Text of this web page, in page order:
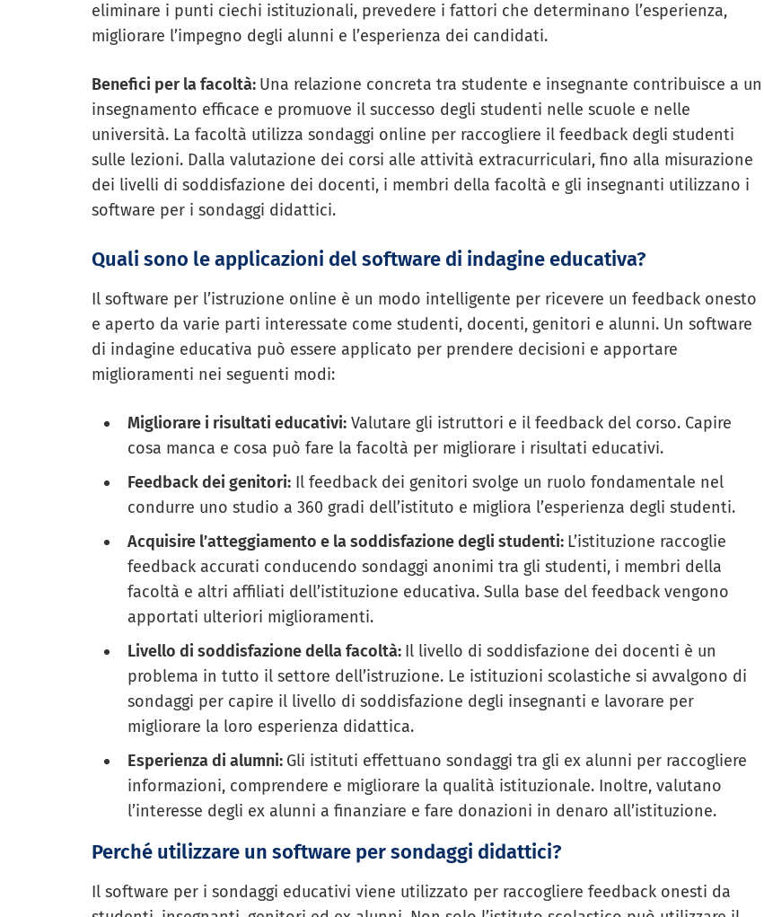
eliminare i punti ciechi istituzionali, prevedere i fattori che determinano l’esperienza,
migliorare l’impegno degli alunni e l’esperienza dei candidati.
Benefici per la facoltà: Una relazione concreta tra studente e insegnante contribuisce a un
insegnamento efficace e promuove il successo degli studenti nelle scuole e nelle
università. La facoltà utilizza sondaggi online per raccogliere il feedback degli studenti
sulle lezioni. Dalla valutazione dei corsi alle attività extracurriculari, fino alla misurazione
dei livelli di soddisfazione dei docenti, i membri della facoltà e gli insegnanti utilizzano i
software per i sondaggi didattici.
Quali sono le applicazioni del software di indagine educativa?
Il software per l’istruzione online è un modo intelligente per ricevere un feedback onesto
e aperto da varie parti interessate come studenti, docenti, genitori e alunni. Un software
di indagine educativa può essere applicato per prendere decisioni e apportare
miglioramenti nei seguenti modi:
Migliorare i risultati educativi: Valutare gli istruttori e il feedback del corso. Capire
cosa manca e cosa può fare la facoltà per migliorare i risultati educativi.
Feedback dei genitori: Il feedback dei genitori svolge un ruolo fondamentale nel
condurre uno studio a 360 gradi dell’istituto e migliora l’esperienza degli studenti.
Acquisire l’atteggiamento e la soddisfazione degli studenti: L’istituzione raccoglie
feedback accurati conducendo sondaggi anonimi tra gli studenti, i membri della
facoltà e altri affiliati dell’istituzione educativa. Sulla base del feedback vengono
apportati ulteriori miglioramenti.
Livello di soddisfazione della facoltà: Il livello di soddisfazione dei docenti è un
problema in tutto il settore dell’istruzione. Le istituzioni scolastiche si avvalgono di
sondaggi per capire il livello di soddisfazione degli insegnanti e lavorare per
migliorare la loro esperienza didattica.
Esperienza di alumni: Gli istituti effettuano sondaggi tra gli ex alunni per raccogliere
informazioni, comprendere e migliorare la qualità istituzionale. Inoltre, valutano
l’interesse degli ex alunni a finanziare e fare donazioni in denaro all’istituzione.
Perché utilizzare un software per sondaggi didattici?
Il software per i sondaggi educativi viene utilizzato per raccogliere feedback onesti da